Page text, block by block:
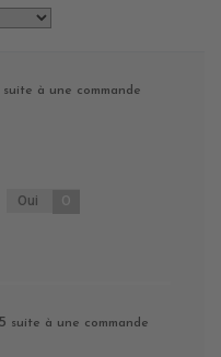
suite à une commande
Oui 0
suite à une commande